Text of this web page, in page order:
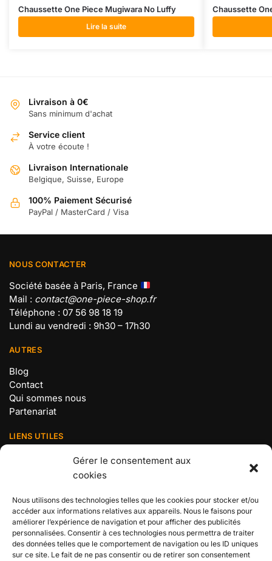
Gérer le consentement aux
cookies
Nous utilisons des technologies telles que les cookies pour stocker et/ou
accéder aux informations relatives aux appareils. Nous le faisons pour
améliorer l’expérience de navigation et pour afficher des publicités
personnalisées. Consentir à ces technologies nous permettra de traiter
des données telles que le comportement de navigation ou les ID uniques
sur ce site. Le fait de ne pas consentir ou de retirer son consentement
Chaussette One Piece Mugiwara No Luffy
Lire la suite
Chaussette
Livraison à 0€
Sans minimum d'achat
Service client
À votre écoute !
Livraison Internationale
Belgique, Suisse, Europe
100% Paiement Sécurisé
PayPal / MasterCard / Visa
NOUS CONTACTER
Société basée à Paris, France
Mail : contact@one-piece-shop.fr
Téléphone : 07 56 98 18 19
Lundi au vendredi : 9h30 – 17h30
AUTRES
Blog
Contact
Qui sommes nous
Partenariat
LIENS UTILES
Mentions légales
Politique de confidentialité
Politique de cookies (UE)
BOUTIQUE N°1 ONE PIECE
Retrouvez tous les produits de votre manga préféré chez
votre boutique n°1 en France dédiée à l’univers des